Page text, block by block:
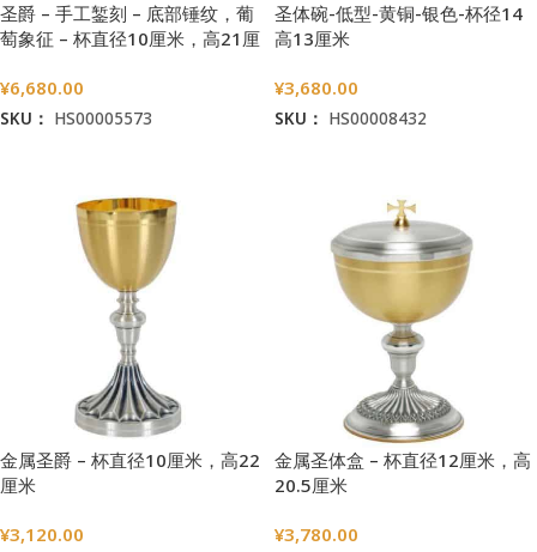
圣爵 – 手工錾刻 – 底部锤纹，葡
萄象征 – 杯直径10厘米，高21厘
¥6,680.00
SKU： HS00005573
圣体碗-低型-黄铜-银色-杯径14
高13厘米
¥3,680.00
SKU： HS00008432
金属圣爵 – 杯直径10厘米，高22
厘米
¥3,120.00
金属圣体盒 – 杯直径12厘米，高
20.5厘米
¥3,780.00